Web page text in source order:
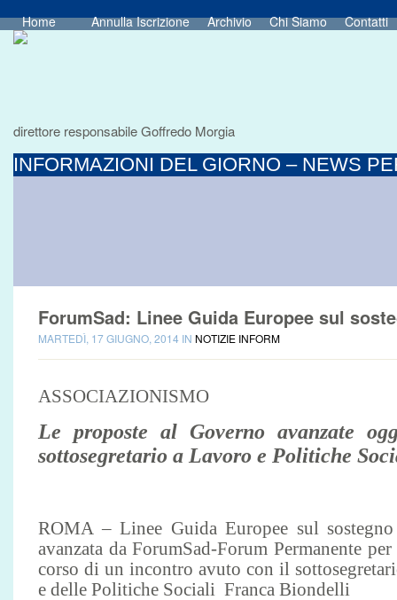
Home Annulla Iscrizione Archivio Chi Siamo Contatti
direttore responsabile Goffredo Morgia
INFORMAZIONI DEL GIORNO – NEWS
ForumSad: Linee Guida Europee sul
MARTEDÌ, 17 GIUGNO, 2014 IN NOTIZIE INFORM
ASSOCIAZIONISMO
Le proposte al Governo avanzate
sottosegretario a Lavoro e Politiche
ROMA – Linee Guida Europee sul
avanzata da ForumSad-Forum Permanente
corso di un incontro avuto con il
e delle Politiche Sociali Franca Biondelli